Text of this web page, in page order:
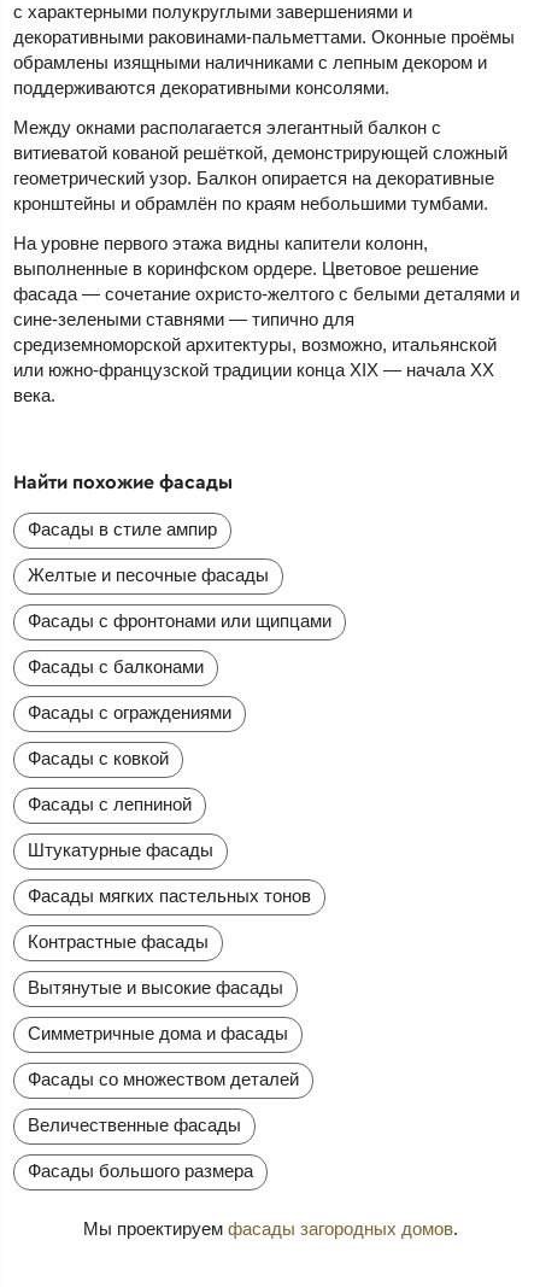
с характерными полукруглыми завершениями и
декоративными раковинами-пальметтами. Оконные проёмы
обрамлены изящными наличниками с лепным декором и
поддерживаются декоративными консолями.
Между окнами располагается элегантный балкон с
витиеватой кованой решёткой, демонстрирующей сложный
геометрический узор. Балкон опирается на декоративные
кронштейны и обрамлён по краям небольшими тумбами.
На уровне первого этажа видны капители колонн,
выполненные в коринфском ордере. Цветовое решение
фасада — сочетание охристо-желтого с белыми деталями и
сине-зелеными ставнями — типично для
средиземноморской архитектуры, возможно, итальянской
или южно-французской традиции конца XIX — начала XX
века.
Найти похожие фасады
Фасады в стиле ампир
Желтые и песочные фасады
Фасады с фронтонами или щипцами
Фасады с балконами
Фасады с ограждениями
Фасады с ковкой
Фасады с лепниной
Штукатурные фасады
Фасады мягких пастельных тонов
Контрастные фасады
Вытянутые и высокие фасады
Симметричные дома и фасады
Фасады со множеством деталей
Величественные фасады
Фасады большого размера
Мы проектируем фасады загородных домов.